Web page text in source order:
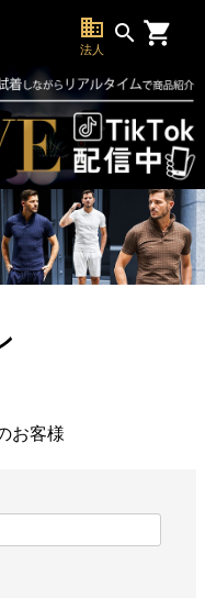
business
法人
search
お客様